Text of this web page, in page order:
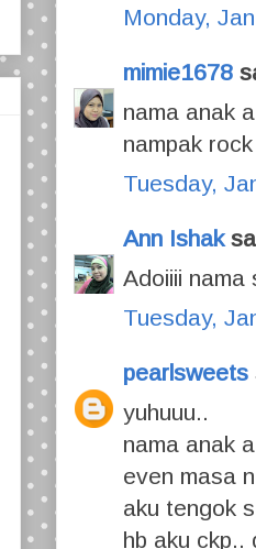
Monday,
mimie1678
nama anak
nampak
Tuesday,
Ann Ishak
Adoiiii nama
Tuesday,
pearlsweets
yuhuuu..
nama anak
even masa
aku tengok
hb aku ckp..